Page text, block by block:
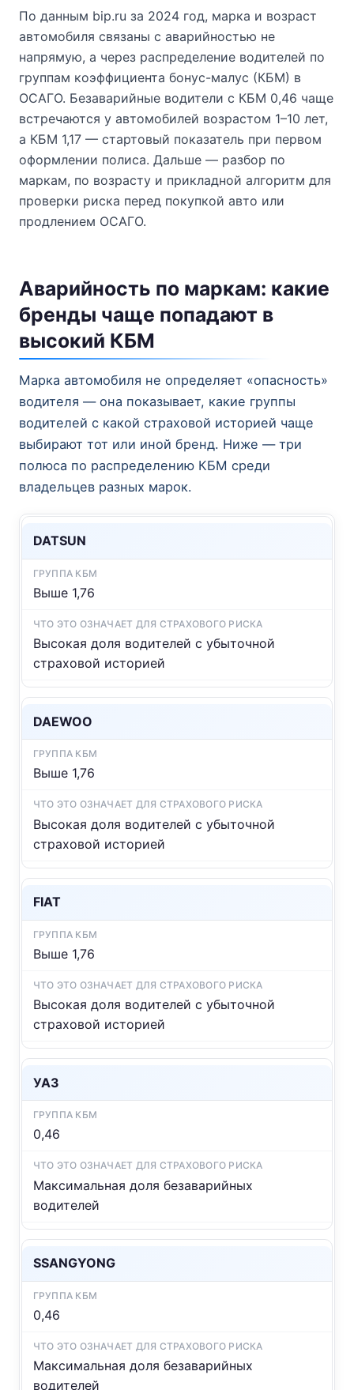
По данным bip.ru за 2024 год, марка и возраст
автомобиля связаны с аварийностью не
напрямую, а через распределение водителей по
группам коэффициента бонус-малус (КБМ) в
ОСАГО. Безаварийные водители с КБМ 0,46 чаще
встречаются у автомобилей возрастом 1–10 лет,
а КБМ 1,17 — стартовый показатель при первом
оформлении полиса. Дальше — разбор по
маркам, по возрасту и прикладной алгоритм для
проверки риска перед покупкой авто или
продлением ОСАГО.
Аварийность по маркам: какие
бренды чаще попадают в
высокий КБМ
Марка автомобиля не определяет «опасность»
водителя — она показывает, какие группы
водителей с какой страховой историей чаще
выбирают тот или иной бренд. Ниже — три
полюса по распределению КБМ среди
владельцев разных марок.
DATSUN
Выше 1,76
Высокая доля водителей с убыточной
страховой историей
DAEWOO
Выше 1,76
Высокая доля водителей с убыточной
страховой историей
FIAT
Выше 1,76
Высокая доля водителей с убыточной
страховой историей
УАЗ
0,46
Максимальная доля безаварийных
водителей
SSANGYONG
0,46
Максимальная доля безаварийных
водителей